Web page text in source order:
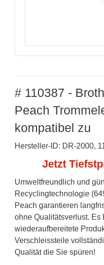
# 110387 -
Peach
kompatibel zu
Hersteller-ID: DR-2000,
Jetzt
Umweltfreundlich und
Recyclingtechnologie
Peach garantieren
ohne Qualitätsverlust. Es
wiederaufbereitete
Verschleissteile
Qualität die Sie spüren!